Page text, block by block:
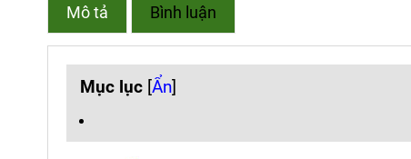
Mô tả Bình luận
Mục lục [Ẩn]